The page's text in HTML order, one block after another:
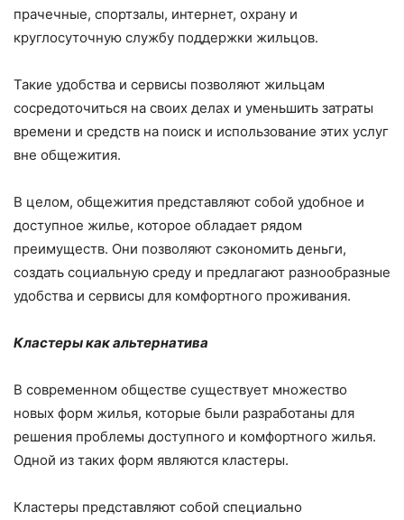
прачечные, спортзалы, интернет, охрану и
круглосуточную службу поддержки жильцов.
Такие удобства и сервисы позволяют жильцам
сосредоточиться на своих делах и уменьшить затраты
времени и средств на поиск и использование этих услуг
вне общежития.
В целом, общежития представляют собой удобное и
доступное жилье, которое обладает рядом
преимуществ. Они позволяют сэкономить деньги,
создать социальную среду и предлагают разнообразные
удобства и сервисы для комфортного проживания.
Кластеры как альтернатива
В современном обществе существует множество
новых форм жилья, которые были разработаны для
решения проблемы доступного и комфортного жилья.
Одной из таких форм являются кластеры.
Кластеры представляют собой специально